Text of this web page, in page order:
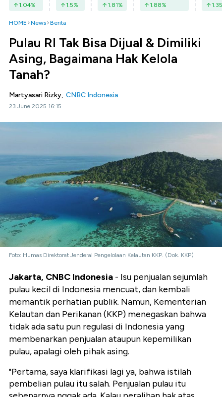
1.04% 1.5% 1.81% 1.88% 1.35
HOME News Berita
Pulau RI Tak Bisa Dijual & Dimiliki
Asing, Bagaimana Hak Kelola
Tanah?
Martyasari Rizky, CNBC Indonesia
23 June 2025 16:15
Foto: Humas Direktorat Jenderal Pengelolaan Kelautan KKP. (Dok. KKP)
Jakarta, CNBC Indonesia - Isu penjualan sejumlah
pulau kecil di Indonesia mencuat, dan kembali
memantik perhatian publik. Namun, Kementerian
Kelautan dan Perikanan (KKP) menegaskan bahwa
tidak ada satu pun regulasi di Indonesia yang
membenarkan penjualan ataupun kepemilikan
pulau, apalagi oleh pihak asing.
"Pertama, saya klarifikasi lagi ya, bahwa istilah
pembelian pulau itu salah. Penjualan pulau itu